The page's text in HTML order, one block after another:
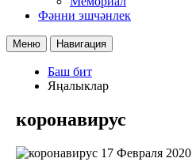
Фәнни эшчәнлек
Меню Навигация
Баш бит
Яңалыклар
коронавирус
17 Февраля 2020